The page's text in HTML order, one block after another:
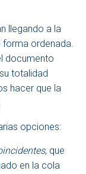
llegando a la
forma ordenada.
documento
totalidad
hacer que la
opciones:
, que
en la cola